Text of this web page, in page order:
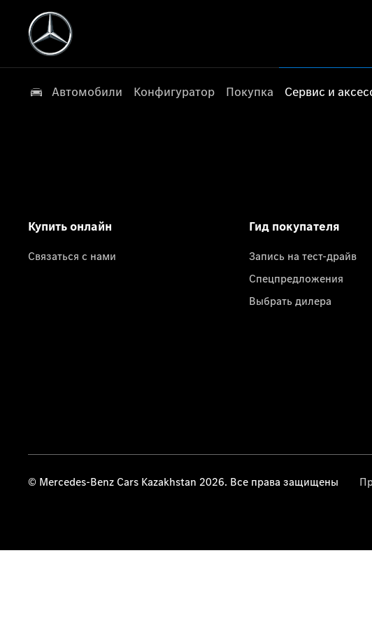
Автомобили Конфигуратор Покупка Сервис и
Купить онлайн
Связаться с нами
Гид покупателя
Запись на тест-драйв
Спецпредложения
Выбрать дилера
© Mercedes-Benz Cars Kazakhstan 2026. Все права защищены